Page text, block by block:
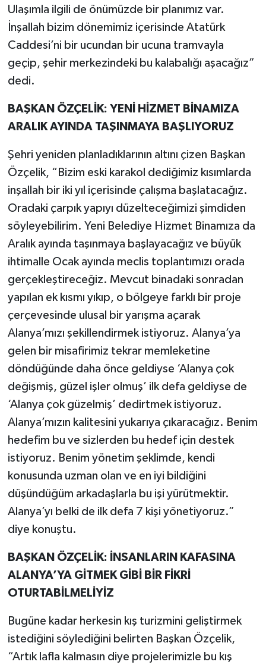
Ulaşımla ilgili de önümüzde bir planımız var.
İnşallah bizim dönemimiz içerisinde Atatürk
Caddesi’ni bir ucundan bir ucuna tramvayla
geçip, şehir merkezindeki bu kalabalığı aşacağız”
dedi.
BAŞKAN ÖZÇELİK: YENİ HİZMET BİNAMIZA
ARALIK AYINDA TAŞINMAYA BAŞLIYORUZ
Şehri yeniden planladıklarının altını çizen Başkan
Özçelik, “Bizim eski karakol dediğimiz kısımlarda
inşallah bir iki yıl içerisinde çalışma başlatacağız.
Oradaki çarpık yapıyı düzelteceğimizi şimdiden
söyleyebilirim. Yeni Belediye Hizmet Binamıza da
Aralık ayında taşınmaya başlayacağız ve büyük
ihtimalle Ocak ayında meclis toplantımızı orada
gerçekleştireceğiz. Mevcut binadaki sonradan
yapılan ek kısmı yıkıp, o bölgeye farklı bir proje
çerçevesinde ulusal bir yarışma açarak
Alanya’mızı şekillendirmek istiyoruz. Alanya’ya
gelen bir misafirimiz tekrar memleketine
döndüğünde daha önce geldiyse ‘Alanya çok
değişmiş, güzel işler olmuş’ ilk defa geldiyse de
‘Alanya çok güzelmiş’ dedirtmek istiyoruz.
Alanya’mızın kalitesini yukarıya çıkaracağız. Benim
hedefim bu ve sizlerden bu hedef için destek
istiyoruz. Benim yönetim şeklimde, kendi
konusunda uzman olan ve en iyi bildiğini
düşündüğüm arkadaşlarla bu işi yürütmektir.
Alanya’yı belki de ilk defa 7 kişi yönetiyoruz.”
diye konuştu.
BAŞKAN ÖZÇELİK: İNSANLARIN KAFASINA
ALANYA’YA GİTMEK GİBİ BİR FİKRİ
OTURTABİLMELİYİZ
Bugüne kadar herkesin kış turizmini geliştirmek
istediğini söylediğini belirten Başkan Özçelik,
“Artık lafla kalmasın diye projelerimizle bu kış